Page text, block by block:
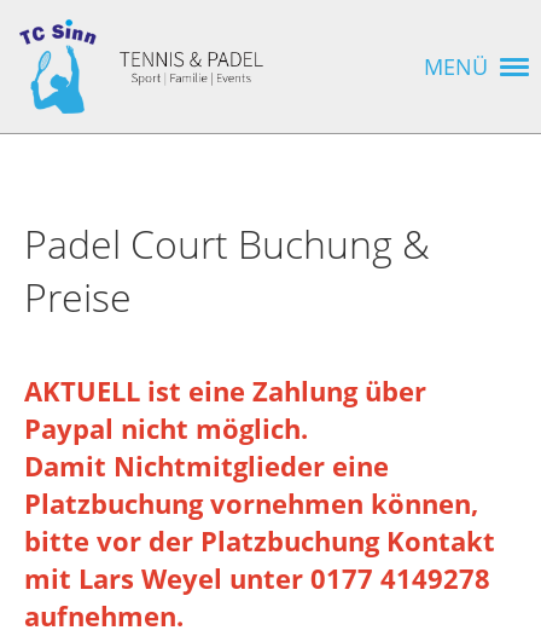
MENÜ
Padel Court Buchung &
Preise
AKTUELL ist eine Zahlung über
Paypal nicht möglich.
Damit Nichtmitglieder eine
Platzbuchung vornehmen können,
bitte vor der Platzbuchung Kontakt
mit Lars Weyel unter 0177 4149278
aufnehmen.